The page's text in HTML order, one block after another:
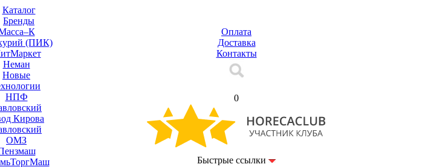
Каталог
Бренды
(ПИК)
Неман
Новые
НПФ
Кирова
ОМЗ
Оплата
Доставка
Контакты
0
Быстрые ссылки